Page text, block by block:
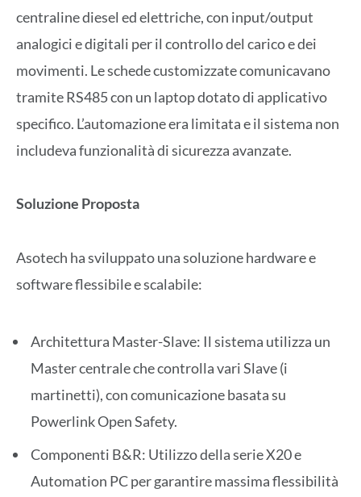
centraline diesel ed elettriche, con input/output
analogici e digitali per il controllo del carico e dei
movimenti. Le schede customizzate comunicavano
tramite RS485 con un laptop dotato di applicativo
specifico. L’automazione era limitata e il sistema non
includeva funzionalità di sicurezza avanzate.
Soluzione Proposta
Asotech ha sviluppato una soluzione hardware e
software flessibile e scalabile:
Architettura Master-Slave: Il sistema utilizza un
Master centrale che controlla vari Slave (i
martinetti), con comunicazione basata su
Powerlink Open Safety.
Componenti B&R: Utilizzo della serie X20 e
Automation PC per garantire massima flessibilità